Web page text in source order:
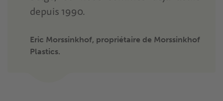
depuis 1990.
Eric Morssinkhof, propriétaire de Morssinkhof
Plastics.